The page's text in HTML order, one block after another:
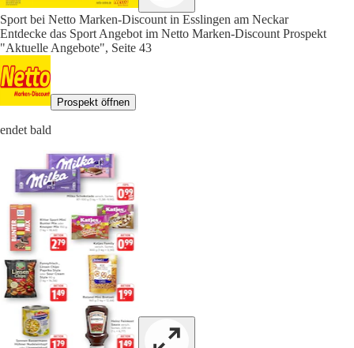
Sport bei Netto Marken-Discount in Esslingen am Neckar
Entdecke das Sport Angebot im Netto Marken-Discount Prospekt
"Aktuelle Angebote", Seite 43
Prospekt öffnen
endet bald